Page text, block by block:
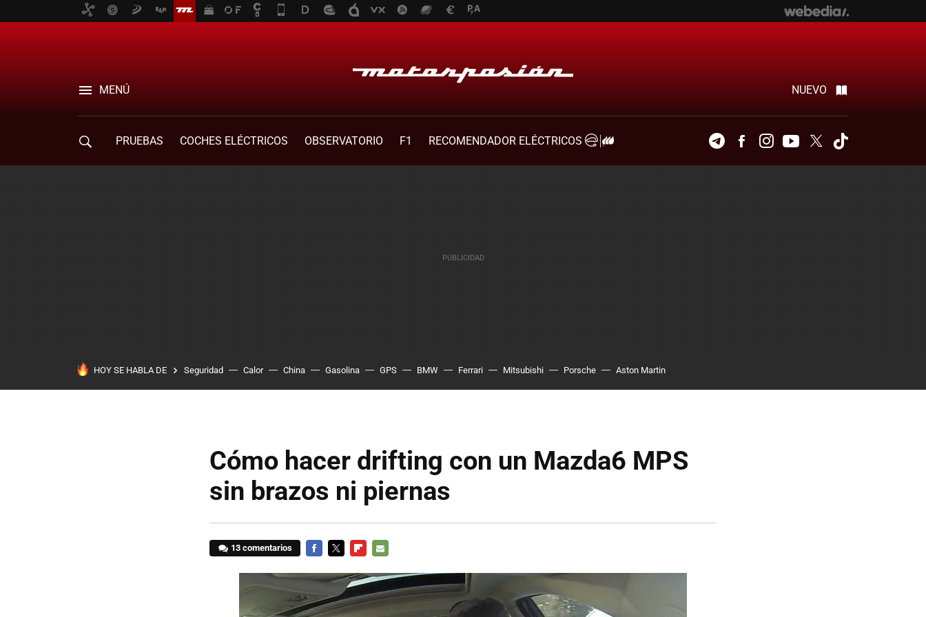
MENÚ NUEVO
PRUEBAS COCHES ELÉCTRICOS OBSERVATORIO F1
RECOMENDADOR ELÉCTRICOS
TelegramFacebookInstagramYoutubeTwitter
HOY SE HABLA DE Seguridad Calor China Gasolina GPS BMW Ferrari Mitsubishi Porsche Aston Martin
Cómo hacer drifting con un Mazda6 MPS
sin brazos ni piernas
13 comentarios
MAIL